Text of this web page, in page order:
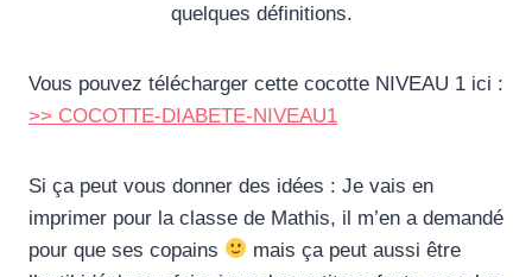
quelques définitions.
Vous pouvez télécharger cette cocotte NIVEAU 1 ici :
>> COCOTTE-DIABETE-NIVEAU1
Si ça peut vous donner des idées : Je vais en
imprimer pour la classe de Mathis, il m’en a demandé
pour que ses copains
mais ça peut aussi être